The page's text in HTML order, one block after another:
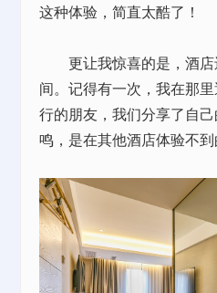
这种体验，简直太酷了！
更让我惊喜的是，酒店
间。记得有一次，我在那
行的朋友，我们分享了自
鸣，是在其他酒店体验不到